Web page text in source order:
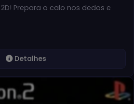
Prepara o calo nos dedos e
Detalhes